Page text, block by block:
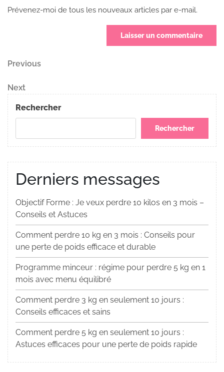
Prévenez-moi de tous les nouveaux articles par e-mail.
Navigation
de
l’article
Previous
Previous
Next
Post
Next
Rechercher
Rechercher
Derniers messages
Objectif Forme : Je veux perdre 10 kilos en 3 mois –
Conseils et Astuces
Comment perdre 10 kg en 3 mois : Conseils pour
une perte de poids efficace et durable
Programme minceur : régime pour perdre 5 kg en 1
mois avec menu équilibré
Comment perdre 3 kg en seulement 10 jours :
Conseils efficaces et sains
Comment perdre 5 kg en seulement 10 jours :
Astuces efficaces pour une perte de poids rapide